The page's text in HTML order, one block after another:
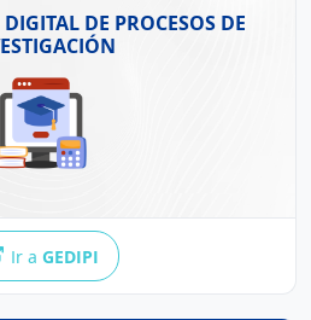
DE PROCESOS DE
de Procesos de Investigación)
la gestión integral de los
académica. Permite a los
sus proyectos, y a los
responsables, asesores o
documentos, seguimiento del
recepción de observaciones o
un proceso seguro, eficiente y
Ir a GEDIPI